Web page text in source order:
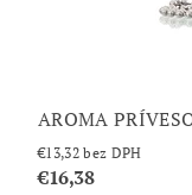
AROMA
€13,32 bez DPH
€16,38